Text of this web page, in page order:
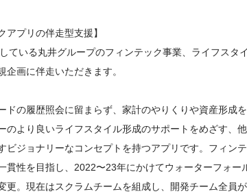
アプリの伴走型支援】
ている丸井グループのフィンテック事業、ライフスタ
企画に伴走いただきます。
ドの履歴照会に留まらず、家計のやりくりや資産形成
のより良いライフスタイル形成のサポートをめざす、
ビジョナリーなコンセプトを持つアプリです。フィン
貫性を目指し、2022〜23年にかけてウォーターフォー
更。現在はスクラムチームを組成し、開発チーム全員